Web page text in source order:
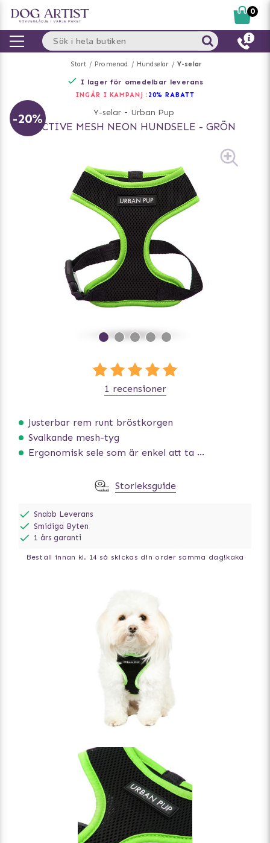
Start Promenad Hundselar Y-selar
I lager för omedelbar leverans
INGÅR I KAMPANJ : 20% RABATT
-20% Y-selar - Urban Pup
ACTIVE MESH NEON HUNDSELE - GRÖN
Justerbar rem runt bröstkorgen
Svalkande mesh-tyg
Ergonomisk sele som är enkel att ta på och av
1 recensioner
Storleksguide
Snabb Leverans
Smidiga Byten
1 års garanti
Beställ innan kl. 14 så skickas din order samma dag!kaka
0